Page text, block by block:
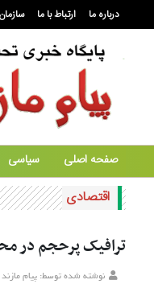
درباره ما ارتباط با ما
صفحه اصلی سیاسی
اقتصادی
ترافیک پرحجم در
نوشته شده توسط: پیام مازند